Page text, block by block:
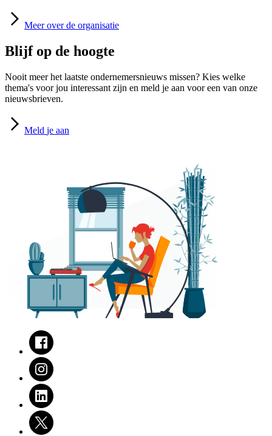
Meer over de organisatie
Blijf op de hoogte
Nooit meer het laatste ondernemersnieuws missen? Kies welke
thema's voor jou interessant zijn en meld je aan voor een van onze
nieuwsbrieven.
Meld je aan
Facebook
Instagram
LinkedIn
Twitter